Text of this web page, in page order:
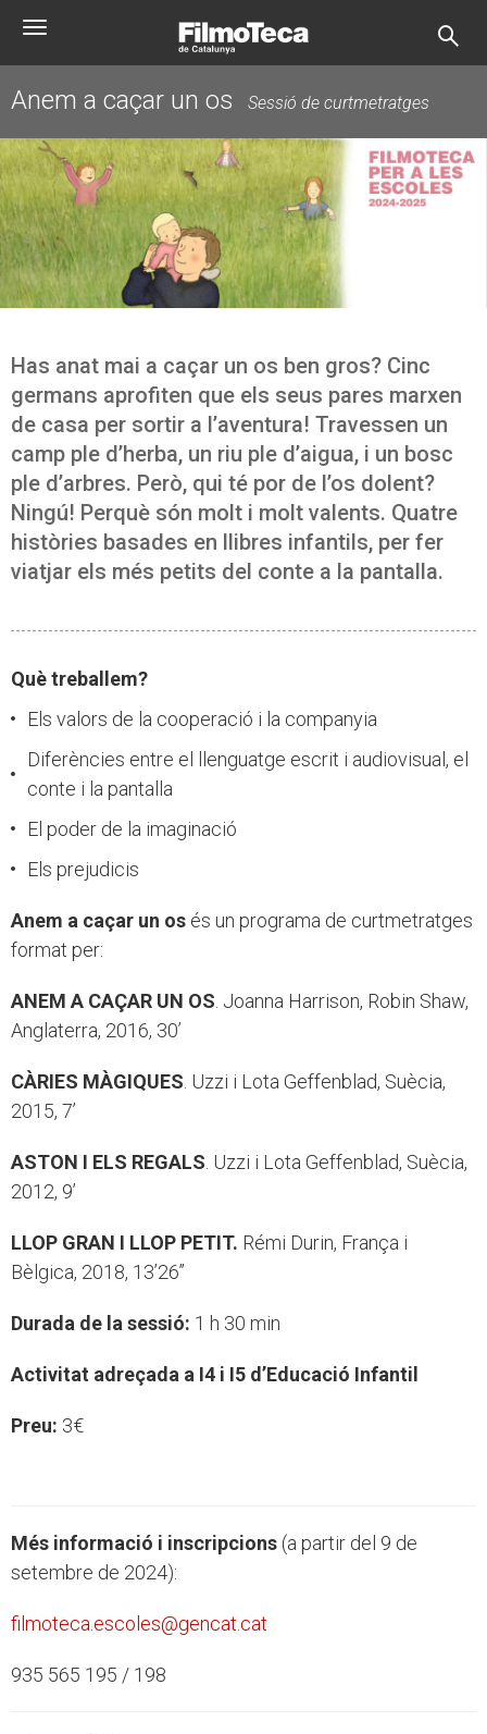
Toggle
Anem a caçar un os Sessió de curtmetratges
Has anat mai a caçar un os ben gros? Cinc
germans aprofiten que els seus pares marxen
de casa per sortir a l’aventura! Travessen un
camp ple d’herba, un riu ple d’aigua, i un bosc
ple d’arbres. Però, qui té por de l’os dolent?
Ningú! Perquè són molt i molt valents. Quatre
històries basades en llibres infantils, per fer
viatjar els més petits del conte a la pantalla.
Què treballem?
Els valors de la cooperació i la companyia
Diferències entre el llenguatge escrit i audiovisual, el
conte i la pantalla
El poder de la imaginació
Els prejudicis
Anem a caçar un os és un programa de curtmetratges
format per:
ANEM A CAÇAR UN OS . Joanna Harrison, Robin Shaw,
Anglaterra, 2016, 30’
CÀRIES MÀGIQUES . Uzzi i Lota Geffenblad, Suècia,
2015, 7’
ASTON I ELS REGALS . Uzzi i Lota Geffenblad, Suècia,
2012, 9’
LLOP GRAN I LLOP PETIT. Rémi Durin, França i
Bèlgica, 2018, 13’26’’
Durada de la sessió: 1 h 30 min
Activitat adreçada a I4 i I5 d’Educació Infantil
Preu: 3€
Més informació i inscripcions (a partir del 9 de
setembre de 2024):
filmoteca.escoles@gencat.cat
935 565 195 / 198